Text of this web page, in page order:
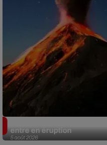
5 août 2026
entre en éruption